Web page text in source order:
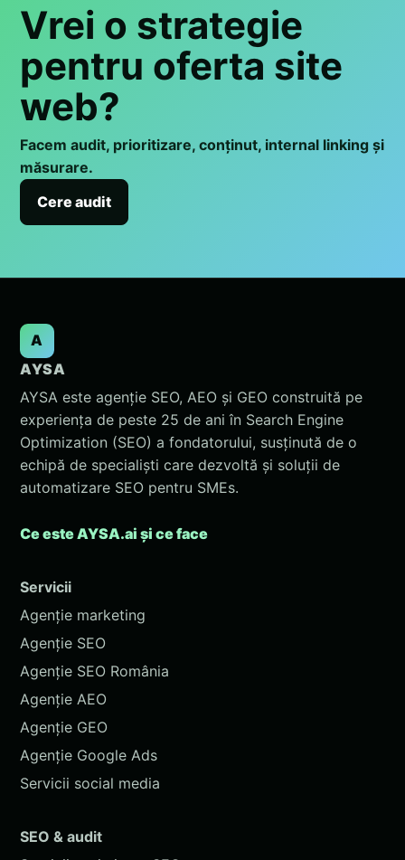
Vrei o strategie
pentru oferta site
web?
Facem audit, prioritizare, conținut, internal linking și
măsurare.
Cere audit
A
AYSA
AYSA este agenție SEO, AEO și GEO construită pe
experiența de peste 25 de ani în Search Engine
Optimization (SEO) a fondatorului, susținută de o
echipă de specialiști care dezvoltă și soluții de
automatizare SEO pentru SMEs.
Ce este AYSA.ai și ce face
Servicii
Agenție marketing
Agenție SEO
Agenție SEO România
Agenție AEO
Agenție GEO
Agenție Google Ads
Servicii social media
SEO & audit